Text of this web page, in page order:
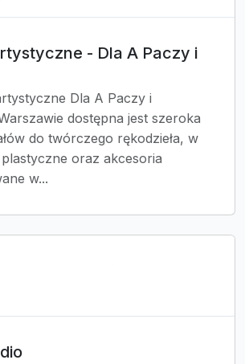
- Dla A Paczy i
Dla A Paczy i
dostępna jest szeroka
do twórczego rękodzieła, w
oraz akcesoria
w...